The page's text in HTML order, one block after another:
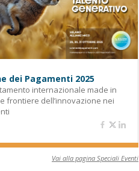
dei Pagamenti 2025
internazionale made in
frontiere dell’innovazione nei
Vai alla pagina Speciali Eventi